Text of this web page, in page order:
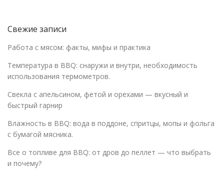
Свежие записи
Работа с мясом: факты, мифы и практика
Температура в BBQ: снаружи и внутри, необходимость
использования термометров.
Свекла с апельсином, фетой и орехами — вкусный и
быстрый гарнир
Влажность в BBQ: вода в поддоне, спритцы, мопы и фольга
с бумагой мясника.
Все о топливе для BBQ: от дров до пеллет — что выбрать
и почему?